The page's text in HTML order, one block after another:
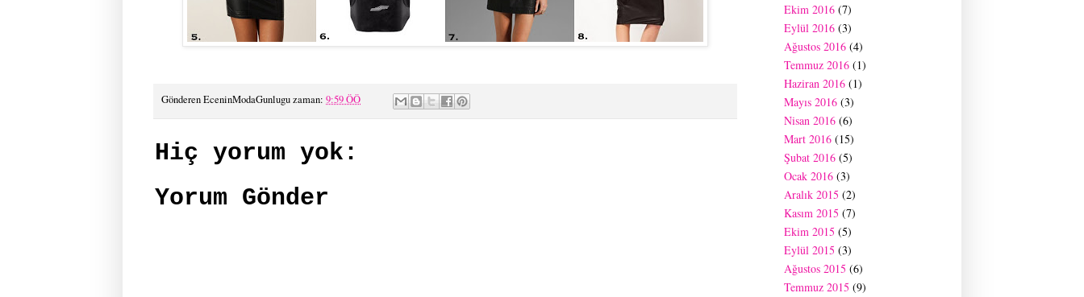
GönderenEceninModaGunluguzaman: 9:59 ÖÖ
Hiç yorum yok:
Yorum Gönder
Ekim 2016 (7)
Eylül 2016 (3)
Ağustos 2016 (4)
Temmuz 2016 (1)
Haziran 2016 (1)
Mayıs 2016 (3)
Nisan 2016 (6)
Mart 2016 (15)
Şubat 2016 (5)
Ocak 2016 (3)
Aralık 2015 (2)
Kasım 2015 (7)
Ekim 2015 (5)
Eylül 2015 (3)
Ağustos 2015 (6)
Temmuz 2015 (9)